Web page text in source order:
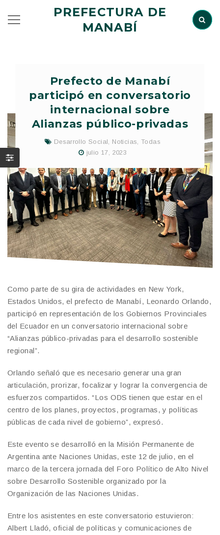
PREFECTURA DE
MANABÍ
Prefecto de Manabí
participó en conversatorio
internacional sobre
Alianzas público-privadas
Desarrollo Social Noticias
Todas
julio 17, 2023
Como parte de su gira de actividades en New York,
Estados Unidos, el prefecto de Manabí, Leonardo Orlando,
participó en representación de los Gobiernos Provinciales
del Ecuador en un conversatorio internacional sobre
“Alianzas público-privadas para el desarrollo sostenible
regional”.
Orlando señaló que es necesario generar una gran
articulación, prorizar, focalizar y lograr la convergencia de
esfuerzos compartidos. “Los ODS tienen que estar en el
centro de los planes, proyectos, programas, y políticas
públicas de cada nivel de gobierno”, expresó.
Este evento se desarrolló en la Misión Permanente de
Argentina ante Naciones Unidas, este 12 de julio, en el
marco de la tercera jornada del Foro Político de Alto Nivel
sobre Desarrollo Sostenible organizado por la
Organización de las Naciones Unidas.
Entre los asistentes en este conversatorio estuvieron:
Albert Lladó, oficial de políticas y comunicaciones de